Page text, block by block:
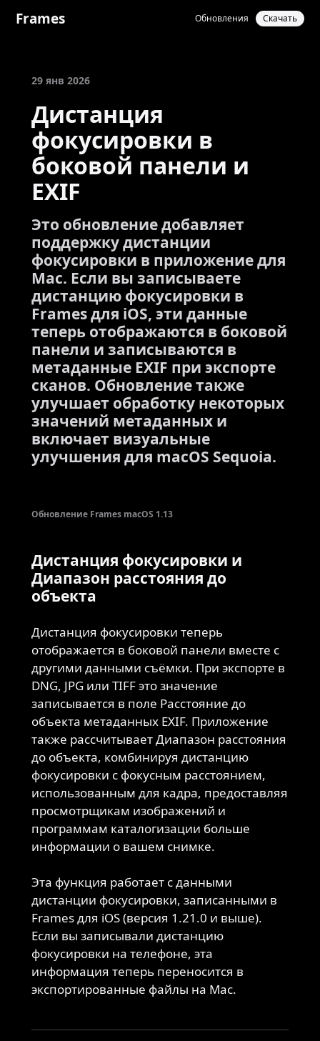
Frames Обновления Скачать
29 янв 2026
Дистанция
фокусировки в
боковой панели и
EXIF
Это обновление добавляет
поддержку дистанции
фокусировки в приложение для
Mac. Если вы записываете
дистанцию фокусировки в
Frames для iOS, эти данные
теперь отображаются в боковой
панели и записываются в
метаданные EXIF при экспорте
сканов. Обновление также
улучшает обработку некоторых
значений метаданных и
включает визуальные
улучшения для macOS Sequoia.
Обновление Frames macOS 1.13
Дистанция фокусировки и
Диапазон расстояния до
объекта
Дистанция фокусировки теперь
отображается в боковой панели вместе с
другими данными съёмки. При экспорте в
DNG, JPG или TIFF это значение
записывается в поле Расстояние до
объекта метаданных EXIF. Приложение
также рассчитывает Диапазон расстояния
до объекта, комбинируя дистанцию
фокусировки с фокусным расстоянием,
использованным для кадра, предоставляя
просмотрщикам изображений и
программам каталогизации больше
информации о вашем снимке.
Эта функция работает с данными
дистанции фокусировки, записанными в
Frames для iOS (версия 1.21.0 и выше).
Если вы записывали дистанцию
фокусировки на телефоне, эта
информация теперь переносится в
экспортированные файлы на Mac.